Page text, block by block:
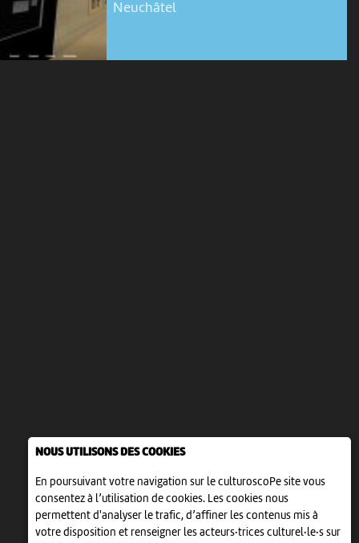
NOUS UTILISONS DES COOKIES
En poursuivant votre navigation sur le culturoscoPe site vous
consentez à l’utilisation de cookies. Les cookies nous
permettent d'analyser le trafic, d’affiner les contenus mis à
votre disposition et renseigner les acteurs·trices culturel·le·s sur
Neuchâtel